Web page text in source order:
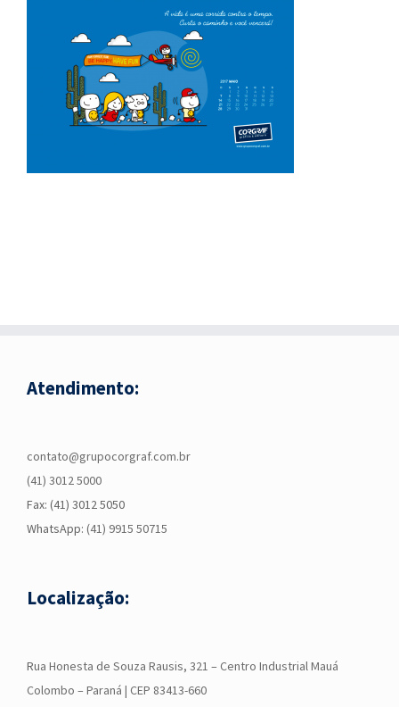
Atendimento:
contato@grupocorgraf.com.br
(41) 3012 5000
Fax: (41) 3012 5050
WhatsApp: (41) 9915 50715
Localização:
Rua Honesta de Souza Rausis, 321 – Centro Industrial Mauá
Colombo – Paraná | CEP 83413-660